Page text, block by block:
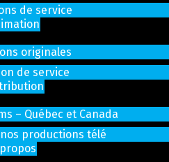
de service
originales
de service
– Québec et Canada
productions télé